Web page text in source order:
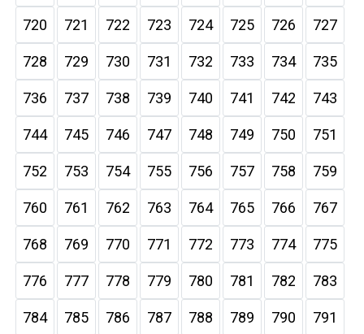
720 721 722 723 724 725 726 727
728 729 730 731 732 733 734 735
736 737 738 739 740 741 742 743
744 745 746 747 748 749 750 751
752 753 754 755 756 757 758 759
760 761 762 763 764 765 766 767
768 769 770 771 772 773 774 775
776 777 778 779 780 781 782 783
784 785 786 787 788 789 790 791